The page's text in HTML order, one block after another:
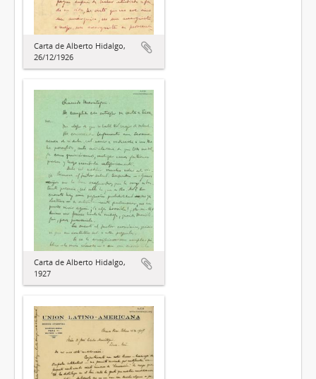
Carta de Alberto Hidalgo,
26/12/1926
Carta de Alberto Hidalgo,
1927